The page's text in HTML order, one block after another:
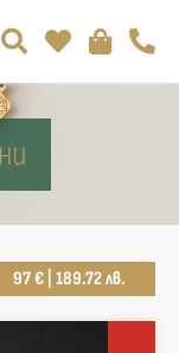
97 € | 189.72 лв.